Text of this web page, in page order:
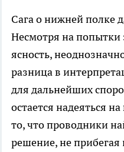
Сага о нижней полке
Несмотря на попытки
ясность,
разница в
для дальнейших
остается надеяться
то, что проводники
решение, не